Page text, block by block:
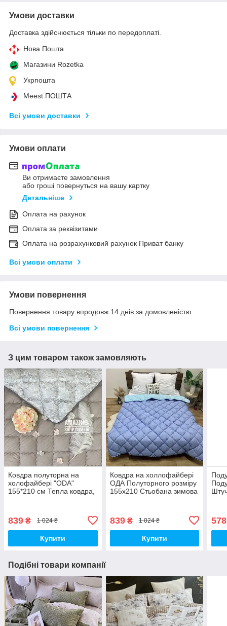
Умови доставки
Доставка здійснюється тільки по передоплаті.
Нова Пошта
Магазини Rozetka
Укрпошта
Meest ПОШТА
Всі умови доставки
Умови оплати
Ви отримаєте замовлення
або гроші повернуться на вашу картку
Детальніше
Оплата на рахунок
Оплата за реквізитами
Оплата на розрахунковий рахунок Приват банку
Всі умови оплати
Умови повернення
Повернення товару впродовж 14 днів за домовленістю
Всі умови повернення
З цим товаром також замовляють
Ковдра полуторна на
холофайбері "ODA"
155*210 см Тепла ковдра,
839 ₴ 1 024 ₴
Купити
Ковдра на холлофайбері
ОДА Полуторного розміру
155х210 Стьобана зимова
839₴ 1 024 ₴
Купити
578
Подібні товари компанії